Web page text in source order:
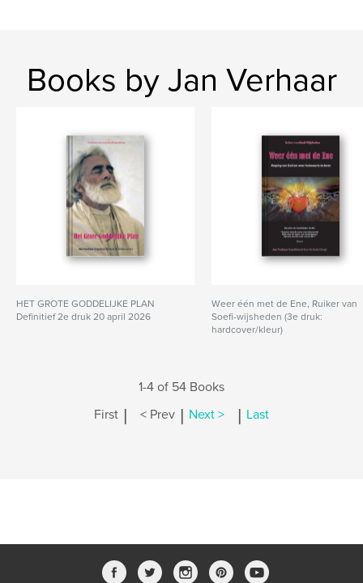
Books by Jan Verhaar
HET GROTE GODDELIJKE PLAN
Definitief 2e druk 20 april 2026
Weer één met de Ene, Ruiker van
Soefi-wijsheden (3e druk:
hardcover/kleur)
1-4 of 54 Books
First | < Prev | Next > | Last